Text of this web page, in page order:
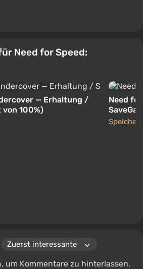
Need for Speed:
— Erhaltung /
von 100%)
Need
, um Kommentare zu hinterlassen.